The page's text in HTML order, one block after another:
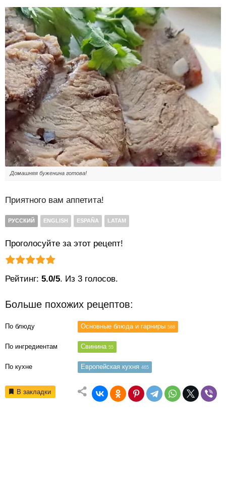
Домашняя буженина готова!
Приятного вам аппетита!
РУССКИЙ ENGLISH ESPAÑA LATAM
Проголосуйте за этот рецепт!
Рейтинг статьи:
Рейтинг: 5.0/5. Из 3 голосов.
Больше похожих рецептов:
По блюду Основные блюда и гарниры 588
По ингредиентам Свинина 55
По кухне Европейская кухня 465
В закладки